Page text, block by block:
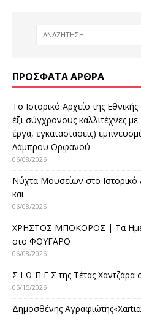
ΠΡΌΣΦΑΤΑ ΆΡΘΡΑ
Το Ιστορικό Αρχείο της
έξι σύγχρονους καλλιτέχνες με
έργα, εγκαταστάσεις)
Λάμπρου Ορφανού
06/08/2026
Νύχτα Μουσείων στο Ιστορικό
και
06/08/2026
ΧΡΗΣΤΟΣ ΜΠΟΚΟΡΟΣ | Τα
στο ΦΟΥΓΑΡΟ
06/08/2026
Σ Ι Ω Π Ε Σ της Τέτας Χαντζάρα
05/15/2026
Δημοσθένης